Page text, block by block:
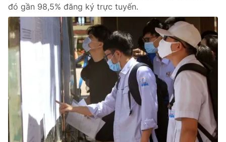
đó gần 98,5% đăng ký trực tuyến.